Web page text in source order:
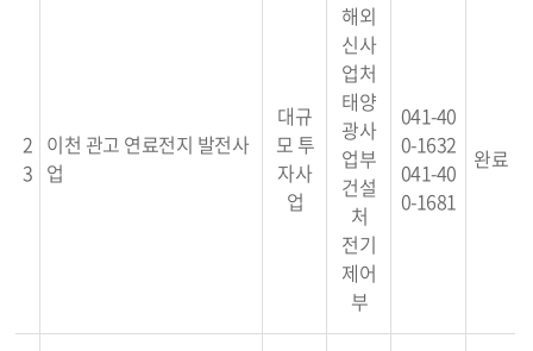
2
3
이천 관고 연료전지 발전사
업
대규
모 투
자사
업
해외
신사
업처
태양
광사
업부
건설
처
전기
제어
부
041-40
0-1632
041-40
0-1681
완료